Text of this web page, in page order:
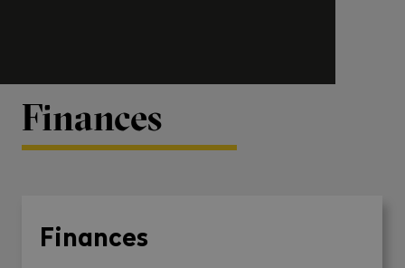
Finances
Finances